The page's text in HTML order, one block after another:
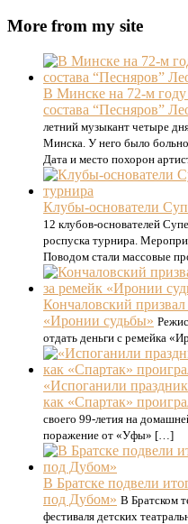
More from my site
В Минске на 72-м году
состава “Песняров”
летний музыкант четыре
Минска. У него было
Дата и место похорон
Клубы-основатели
12 клубов-основателей
роспуска турнира.
Поводом стали массовые
Кончаловский
«Иронии судьбы»
отдать деньги с ремейка
«Испоганили
как «Спартак»
своего 99-летия на
поражение от «Уфы» […]
В Братске подвели
под Дубом» В Братском
фестиваля детских